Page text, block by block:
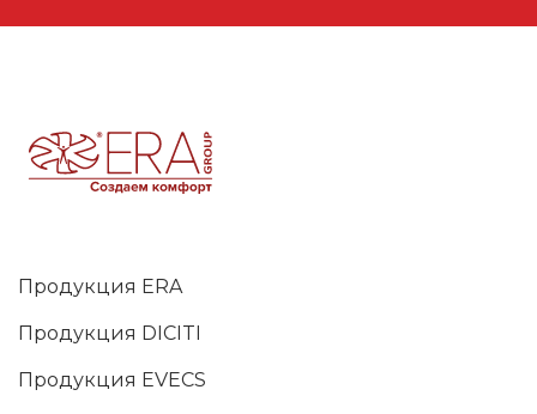
Продукция ERA
Продукция DICITI
Продукция EVECS